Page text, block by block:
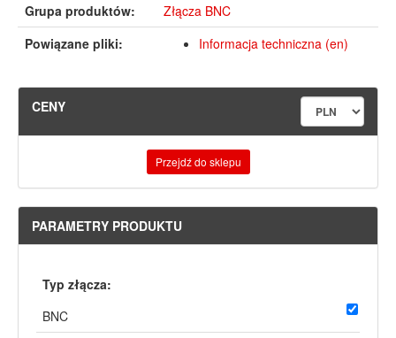
Grupa produktów:
Złącza BNC
Powiązane pliki:
Informacja techniczna (en)
CENY
Przejdź do sklepu
PARAMETRY PRODUKTU
Typ złącza:
BNC